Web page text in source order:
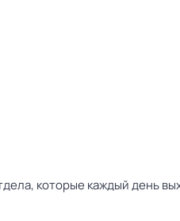
которые каждый день